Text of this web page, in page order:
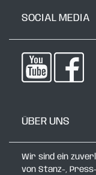
SOCIAL MEDIA
ÜBER UNS
Wir sind ein
von Stanz-,